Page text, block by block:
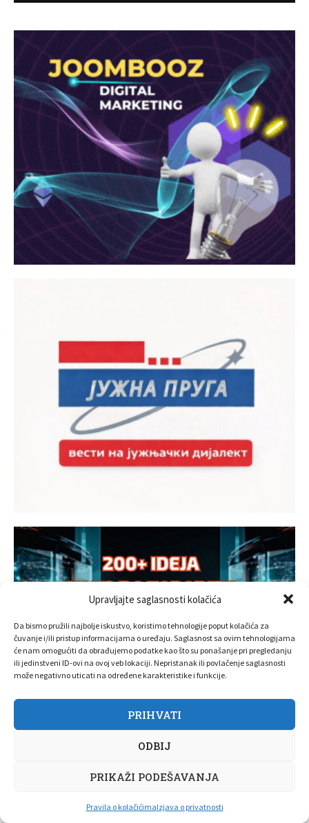
Upravljajte saglasnosti kolačića
Da bismo pružili najbolje iskustvo, koristimo tehnologije poput kolačića za
čuvanje i/ili pristup informacijama o uređaju. Saglasnost sa ovim tehnologijama
će nam omogućiti da obrađujemo podatke kao što su ponašanje pri pregledanju
ili jedinstveni ID-ovi na ovoj veb lokaciji. Nepristanak ili povlačenje saglasnosti
može negativno uticati na određene karakteristike i funkcije.
PRIHVATI
ODBIJ
PRIKAŽI PODEŠAVANJA
Pravila o kolačićimaIzjava o privatnosti